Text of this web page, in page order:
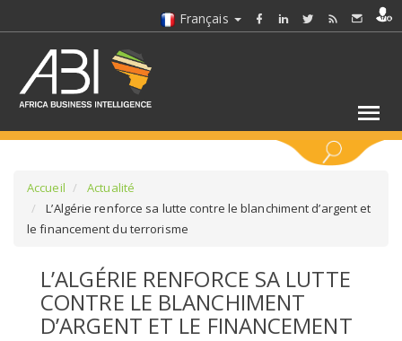
Français
SÉLECTIONNEZ UN DOSSIER
SELECTIONNEZ UNE SECTION
Accueil
Actualité
L’Algérie renforce sa lutte contre le blanchiment d’argent et
le financement du terrorisme
L’ALGÉRIE RENFORCE SA LUTTE
CONTRE LE BLANCHIMENT
D’ARGENT ET LE FINANCEMENT